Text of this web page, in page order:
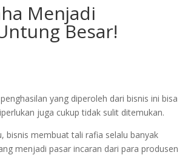
Menjadi
Besar!
yang diperoleh dari bisnis ini bisa
juga cukup tidak sulit ditemukan.
bisnis membuat tali rafia selalu banyak
menjadi pasar incaran dari para produsen